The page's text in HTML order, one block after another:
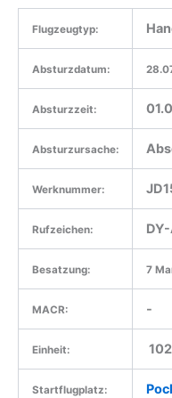
Flugzeugtyp:
Absturzdatum:
Absturzzeit:
Absturzursache:
Werknummer:
Rufzeichen:
Besatzung: 7
MACR: -
Einheit:
Startflugplatz: